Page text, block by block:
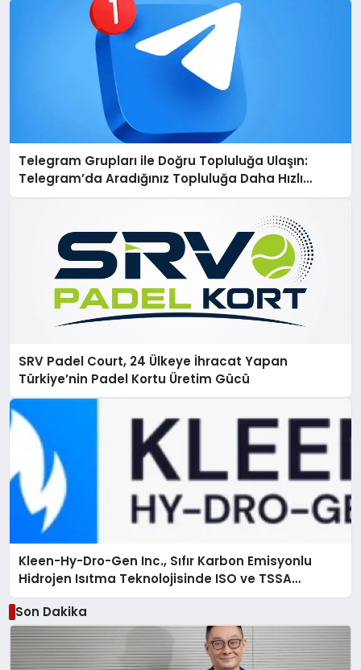
Telegram Grupları ile Doğru Topluluğa Ulaşın:
Telegram’da Aradığınız Topluluğa Daha Hızlı
Ulaşın
SRV Padel Court, 24 Ülkeye İhracat Yapan
Türkiye’nin Padel Kortu Üretim Gücü
Kleen-Hy-Dro-Gen Inc., Sıfır Karbon Emisyonlu
Hidrojen Isıtma Teknolojisinde ISO ve TSSA
Düzenleyici Onaylarını Aldı
Son Dakika